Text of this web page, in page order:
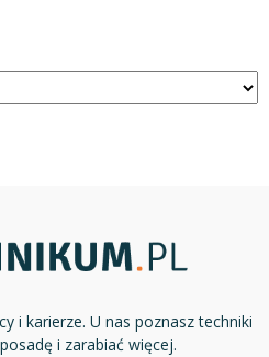
i karierze. U nas poznasz techniki
i zarabiać więcej.